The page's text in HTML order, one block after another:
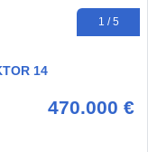
1 / 5
14
470.000 €